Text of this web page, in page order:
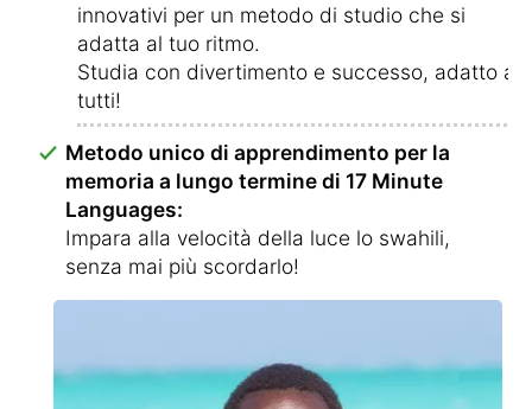
innovativi per un metodo di studio che si
adatta al tuo ritmo.
Studia con divertimento e successo, adatto a
tutti!
Metodo unico di apprendimento per la
memoria a lungo termine di 17 Minute
Languages:
Impara alla velocità della luce lo swahili,
senza mai più scordarlo!